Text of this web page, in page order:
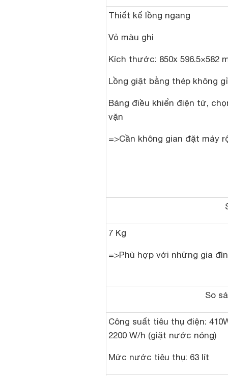
Thiết kế lồng ngang
Vỏ màu ghi
Kích thước: 850x 596.5×582
Lồng giặt bằng thép không gỉ
Bảng điều khiển điện tử,
vặn
=>Cần không gian đặt máy
7 Kg
=>Phù hợp với những gia
So
Công suất tiêu thụ điện:
2200 W/h (giặt nước nóng)
Mức nước tiêu thụ: 63 lít